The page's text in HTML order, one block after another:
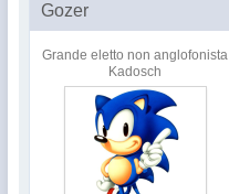
Gozer
Grande eletto non anglofonista
Kadosch